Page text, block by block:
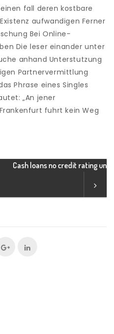
fall deren kostbare
aufwandigen Ferner
Bei Online-
Die leser einander unter
anhand Unterstutzung
Partnervermittlung
Phrase eines Singles
„An jener
fuhrt kein Weg
Cash loans no credit rating un